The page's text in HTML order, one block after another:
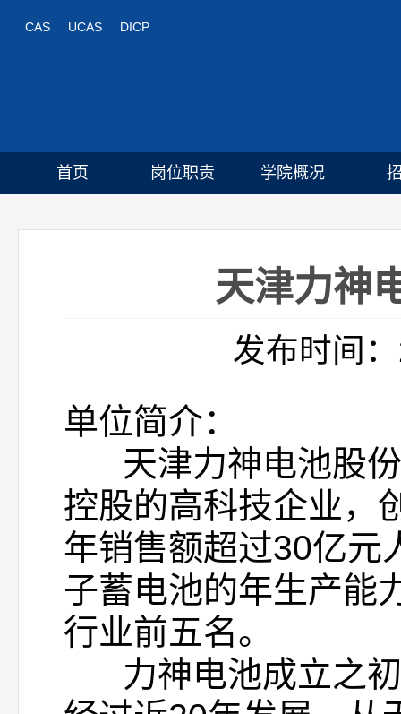
CAS UCAS DICP
首页 岗位职责 学院概况
天津力神
发布时间
单位简介：
天津力神电池股份
控股的高科技企业，
年销售额超过30亿元
子蓄电池的年生产能
行业前五名。
力神电池成立之初